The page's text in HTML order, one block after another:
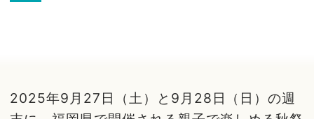
2025年9月27日（土）と9月28日（日）の週